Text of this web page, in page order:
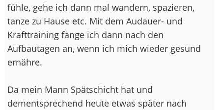
fühle, gehe ich dann mal wandern, spazieren,
tanze zu Hause etc. Mit dem Audauer- und
Krafttraining fange ich dann nach den
Aufbautagen an, wenn ich mich wieder gesund
ernähre.
Da mein Mann Spätschicht hat und
dementsprechend heute etwas später nach